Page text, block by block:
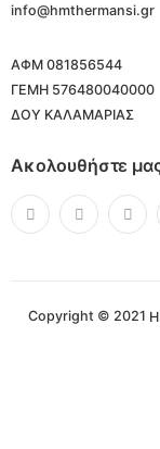
info@hmthermansi.gr
ΑΦΜ 081856544
ΓΕΜΗ 576480040000
ΔΟΥ ΚΑΛΑΜΑΡΙΑΣ
Ακολουθήστε
Copyright © 2021